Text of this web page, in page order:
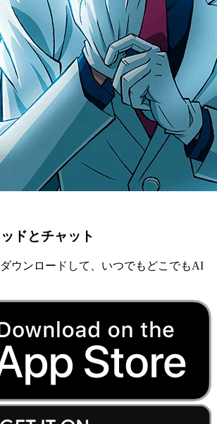
ドとチャット
ウンロードして、いつでもどこでもAI